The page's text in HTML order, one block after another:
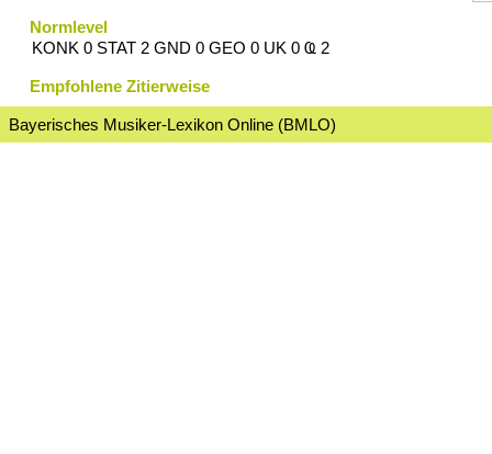
Normlevel
KONK 0 STAT 2 GND 0 GEO 0 UK 0 Ҩ 2
Empfohlene Zitierweise
Bayerisches Musiker-Lexikon Online (BMLO)